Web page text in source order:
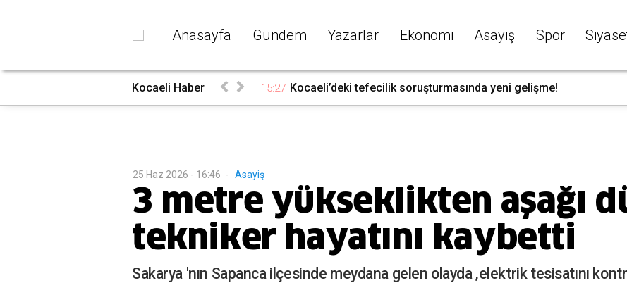
Anasayfa Gündem Yazarlar Ekonomi Asayiş Spor
Kocaeli Haber 15:27 Kocaeli’deki tefecilik soruşturmasında yeni gelişme!
25 Haz 2026 - 16:46 - Asayiş
3 metre yükseklikten aşağı
tekniker hayatını kaybetti
Sakarya 'nın Sapanca ilçesinde meydana gelen olayda ,elektrik tesisatını